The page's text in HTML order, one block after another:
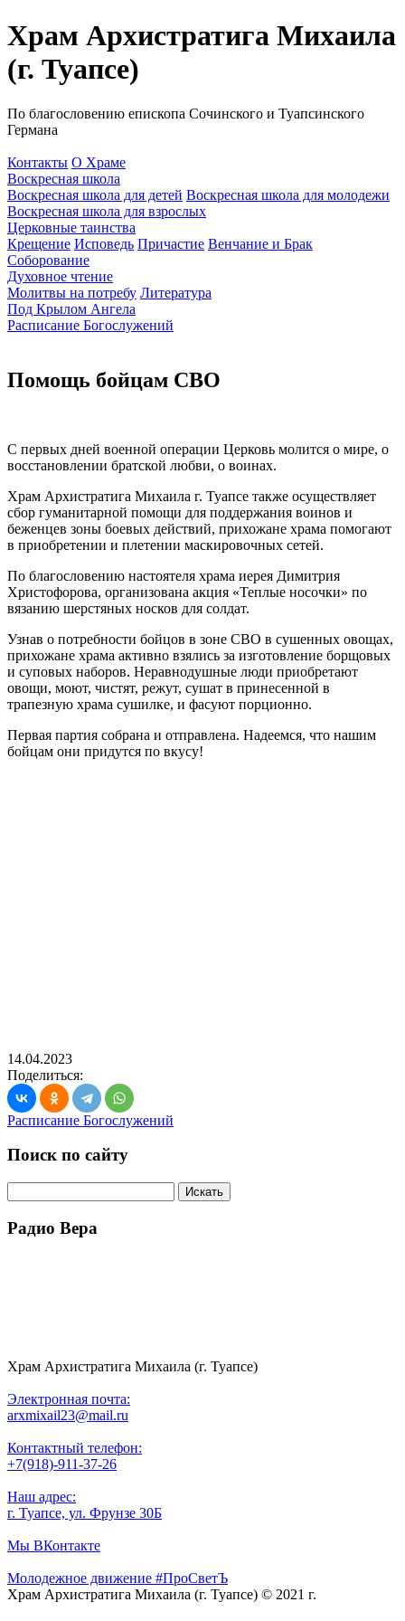
Храм Архистратига Михаила
(г. Туапсе)
По благословению епископа Сочинского и Туапсинского
Германа
Контакты О Храме
Воскресная школа
Воскресная школа для детей Воскресная школа для молодежи
Воскресная школа для взрослых
Церковные таинства
Крещение Исповедь Причастие Венчание и Брак
Соборование
Духовное чтение
Молитвы на потребу Литература
Под Крылом Ангела
Расписание Богослужений
Помощь бойцам СВО
С первых дней военной операции Церковь молится о мире, о
восстановлении братской любви, о воинах.
Храм Архистратига Михаила г. Туапсе также осуществляет
сбор гуманитарной помощи для поддержания воинов и
беженцев зоны боевых действий, прихожане храма помогают
в приобретении и плетении маскировочных сетей.
По благословению настоятеля храма иерея Димитрия
Христофорова, организована акция «Теплые носочки» по
вязанию шерстяных носков для солдат.
Узнав о потребности бойцов в зоне СВО в сушенных овощах,
прихожане храма активно взялись за изготовление борщовых
и суповых наборов. Неравнодушные люди приобретают
овощи, моют, чистят, режут, сушат в принесенной в
трапезную храма сушилке, и фасуют порционно.
Первая партия собрана и отправлена. Надеемся, что нашим
бойцам они придутся по вкусу!
14.04.2023
Поделиться:
Расписание Богослужений
Поиск по сайту
Радио Вера
Храм Архистратига Михаила (г. Туапсе)
Электронная почта:
arxmixail23@mail.ru
Контактный телефон:
+7(918)-911-37-26
Наш адрес:
г. Туапсе, ул. Фрунзе 30Б
Мы ВКонтакте
Молодежное движение #ПроСветЪ
Храм Архистратига Михаила (г. Туапсе) © 2021 г.